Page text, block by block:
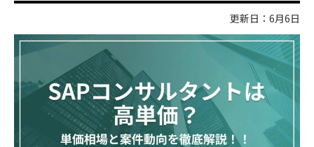
更新日：6月6日